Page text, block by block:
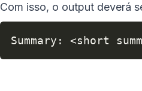
Com isso, o output deverá
Summary: <short